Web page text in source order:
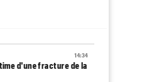
14:34
d'une fracture de la